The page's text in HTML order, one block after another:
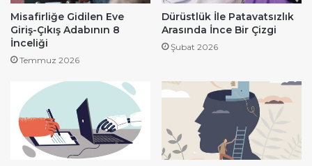
Misafirliğe Gidilen Eve
Giriş-Çıkış Adabının 8
İnceliği
Temmuz 2026
Dürüstlük İle Patavatsızlık
Arasında İnce Bir Çizgi
Şubat 2026